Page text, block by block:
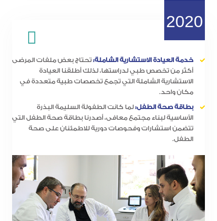
2020
خدمة العيادة الاستشارية الشاملة: تحتاج بعض ملفات المرضى
أكثر من تخصص طبي لدراستها، لذلك أطلقنا العيادة
الاستشارية الشاملة التي تجمع تخصصات طبية متعددة في
مكان واحد.
بطاقة صحة الطفل: لما كانت الطفولة السليمة البذرة
الأساسية لبناء مجتمع معافى، أصدرنا بطاقة صحة الطفل التي
تتضمن استشارات وفحوصات دورية للاطمئنان على صحة
الطفل.